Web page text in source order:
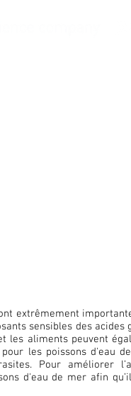
extrêmement
sensibles des acides
les aliments peuvent
les poissons d'eau
Pour améliorer
d'eau de mer afin